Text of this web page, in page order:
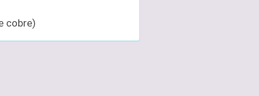
cobre)